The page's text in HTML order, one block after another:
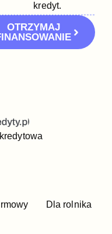
kredyt.
OTRZYMAJ
Dla rolnika